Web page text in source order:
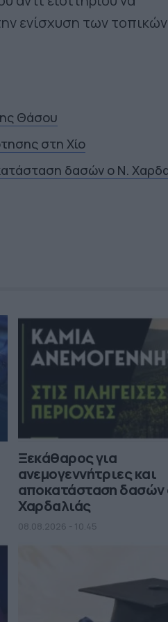
ενίσχυση των τοπικών
Θάσου
στη Χίο
δασών ο Ν.
Ξεκάθαρος για
ανεμογεννήτριες και
αποκατάσταση δασών
Χαρδαλιάς
08.08.2026 - 10.45